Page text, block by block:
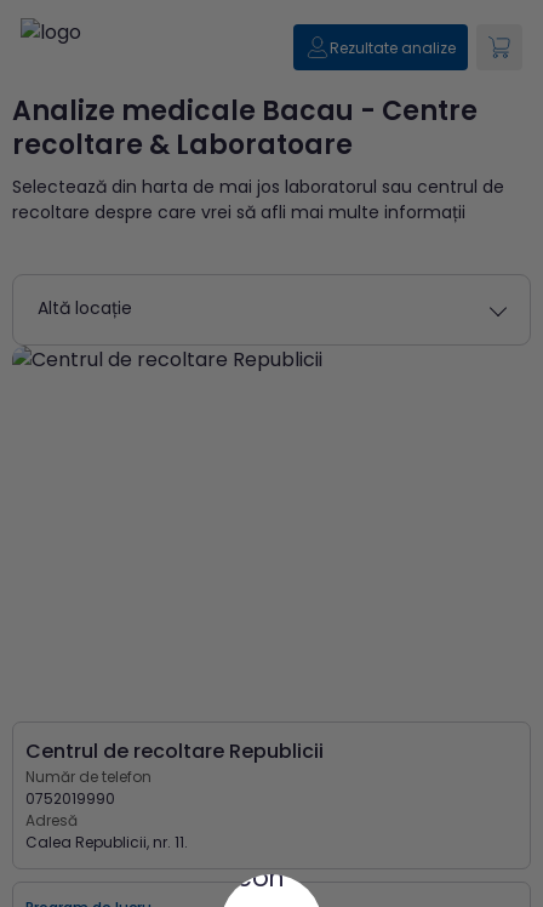
Rezultate analize
Analize medicale Bacau - Centre
recoltare & Laboratoare
Selectează din harta de mai jos laboratorul sau centrul de
recoltare despre care vrei să afli mai multe informații
Altă locație
Centrul de recoltare Republicii
Număr de telefon
0752019990
Adresă
Calea Republicii, nr. 11.